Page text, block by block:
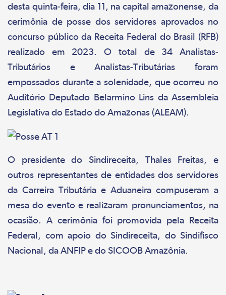
desta quinta-feira, dia 11, na capital amazonense, da
cerimônia de posse dos servidores aprovados no
concurso público da Receita Federal do Brasil (RFB)
realizado em 2023. O total de 34 Analistas-
Tributários e Analistas-Tributárias foram
empossados durante a solenidade, que ocorreu no
Auditório Deputado Belarmino Lins da Assembleia
Legislativa do Estado do Amazonas (ALEAM).
O presidente do Sindireceita, Thales Freitas, e
outros representantes de entidades dos servidores
da Carreira Tributária e Aduaneira compuseram a
mesa do evento e realizaram pronunciamentos, na
ocasião. A cerimônia foi promovida pela Receita
Federal, com apoio do Sindireceita, do Sindifisco
Nacional, da ANFIP e do SICOOB Amazônia.